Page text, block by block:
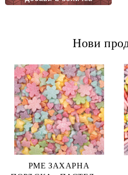
Нови
PME ЗАХАРНА